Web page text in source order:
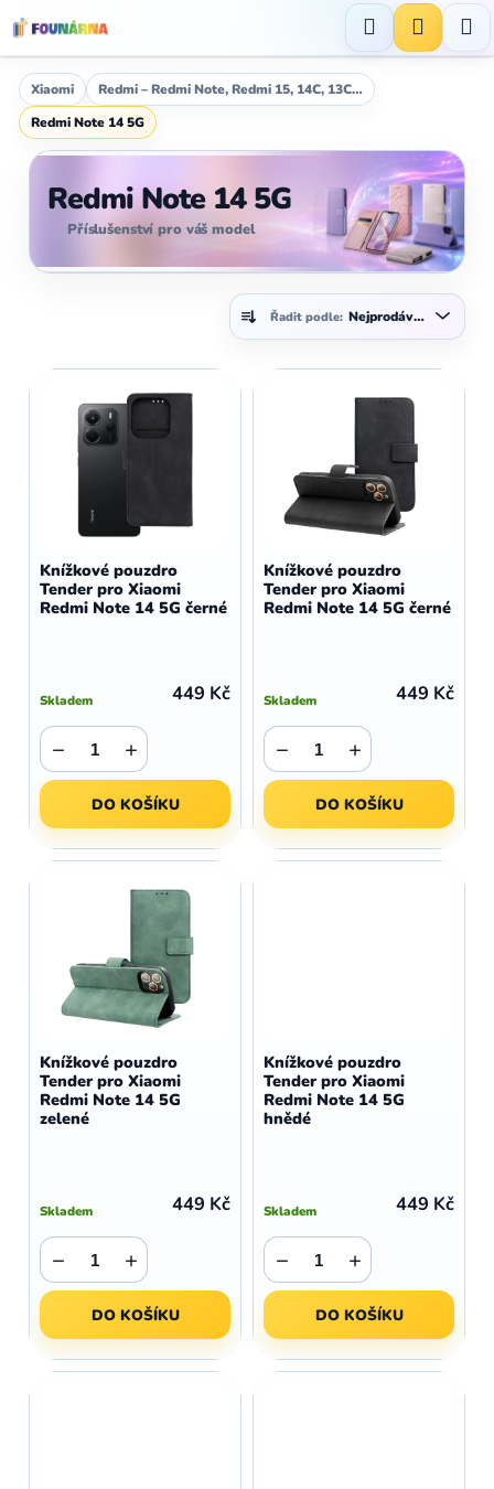
na
obsah
Hledat
Xiaomi
Redmi – Redmi Note, Redmi 15, 14C, 13C…
Redmi Note 14 5G
Redmi Note 14 5G
Příslušenství pro váš model
Ř
a
e
ů
Řadit podle: Nejprodávanější
ý
o
d
ů
Knížkové pouzdro
Tender pro Xiaomi
Redmi Note 14 5G černé
Skladem 449 Kč
+
−
DO KOŠÍKU
Knížkové pouzdro
Tender pro Xiaomi
Redmi Note 14 5G černé
Skladem 449 Kč
+
−
DO KOŠÍKU
Knížkové pouzdro
Tender pro Xiaomi
Redmi Note 14 5G
zelené
Skladem 449 Kč
+
−
DO KOŠÍKU
Knížkové pouzdro
Tender pro Xiaomi
Redmi Note 14 5G
hnědé
Skladem 449 Kč
+
−
DO KOŠÍKU